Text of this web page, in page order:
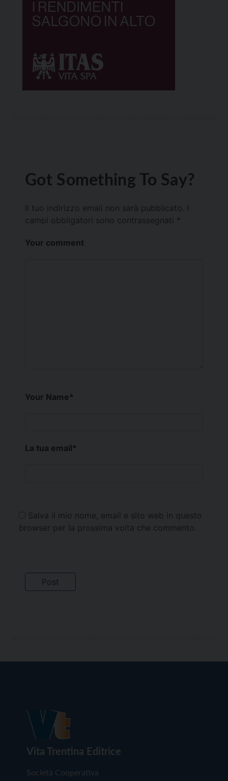
Got Something To Say?
Il tuo indirizzo email non sarà pubblicato.
campi obbligatori sono contrassegnati *
Your comment
Your Name*
La tua email*
Salva il mio nome, email e sito web in questo
browser per la prossima volta che commento.
Vita Trentina Editrice
Società Cooperativa